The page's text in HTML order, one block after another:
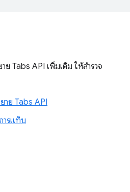
ย Tabs API เพิ่มเติม ให้สำรวจ
าย Tabs API
ารแท็บ